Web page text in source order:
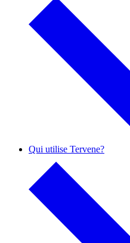
Qui utilise Tervene?